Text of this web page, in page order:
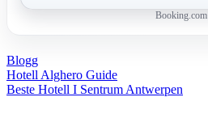
Booking.com
Blogg
Post
navigation
Hotell Alghero Guide
Beste Hotell I Sentrum Antwerpen